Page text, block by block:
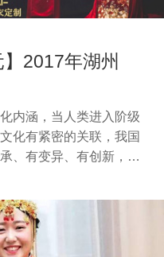
】2017年湖州
内涵，当人类进入阶级
化有紧密的关联，我国
、有变异、有创新，形